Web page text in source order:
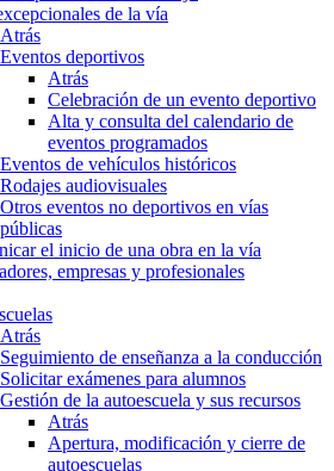
de la vía
Atrás
Eventos deportivos
Atrás
Celebración de un evento deportivo
Alta y consulta del calendario de
eventos programados
Eventos de vehículos históricos
Rodajes audiovisuales
Otros eventos no deportivos en vías
públicas
el inicio de una obra en la vía
empresas y profesionales
Atrás
Seguimiento de enseñanza a la conducción
Solicitar exámenes para alumnos
Gestión de la autoescuela y sus recursos
Atrás
Apertura, modificación y cierre de
autoescuelas